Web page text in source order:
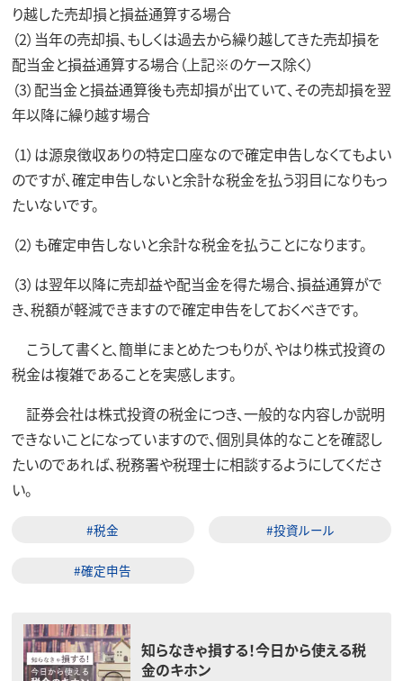
り越した売却損と損益通算する場合
（2）当年の売却損、もしくは過去から繰り越してきた売却損を
配当金と損益通算する場合（上記※のケース除く）
（3）配当金と損益通算後も売却損が出ていて、その売却損を翌
年以降に繰り越す場合
（1）は源泉徴収ありの特定口座なので確定申告しなくてもよい
のですが、確定申告しないと余計な税金を払う羽目になりもっ
たいないです。
（2）も確定申告しないと余計な税金を払うことになります。
（3）は翌年以降に売却益や配当金を得た場合、損益通算がで
き、税額が軽減できますので確定申告をしておくべきです。
こうして書くと、簡単にまとめたつもりが、やはり株式投資の
税金は複雑であることを実感します。
証券会社は株式投資の税金につき、一般的な内容しか説明
できないことになっていますので、個別具体的なことを確認し
たいのであれば、税務署や税理士に相談するようにしてくださ
い。
#税金 #投資ルール
#確定申告
知らなきゃ損する！今日から使える税
金のキホン